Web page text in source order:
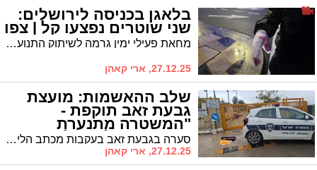
בלאגן בכניסה לירושלים:
שני שוטרים נפצעו קל | צפו
מחאת פעילי ימין גרמה לשיתוק התנועה סמוך לגשר המיתרים ולציר הרכבת הקלה • הכניסה והיציאה מהעיר נחסמו לסירוגין
27.12.25, ארי קאהן
שלב ההאשמות: מועצת
גבעת זאב תוקפת -
"המשטרה מתנערת
מאחריותה למחדל" סערה בגבעת זאב בעקבות מכתב הליקויים החריף של מפקד הגזרה • במועצה מגיבים וטוענים להתנערות מאחריות ודורשים חזרה לשיח מקצועי
27.12.25, ארי קאהן